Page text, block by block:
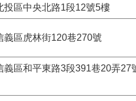
投區中央北路1段12號5樓
義區虎林街120巷270號
義區和平東路3段391巷20弄27